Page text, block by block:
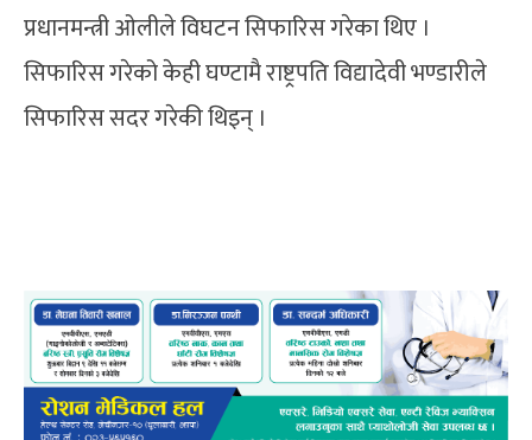
प्रधानमन्त्री ओलीले विघटन सिफारिस गरेका थिए ।
सिफारिस गरेको केही घण्टामै राष्ट्रपति विद्यादेवी भण्डारीले
सिफारिस सदर गरेकी थिइन् ।